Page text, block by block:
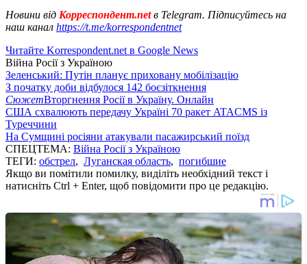
Новини від Корреспондент.netв Telegram. Підписуйтесь на
наш канал https://t.me/korrespondentnet
Читайте Korrespondent.net в Google News
Війна Росії з Україною
Зеленський: Путін планує приховану мобілізацію
З початку доби відбулося 142 боєзіткнення
СюжетВторгнення Росії в Україну. Онлайн
США схвалюють передачу Україні 70 ракет ATACMS із
Туреччини
На Сумщині росіяни атакували пасажирський поїзд
СПЕЦТЕМА: Війна Росії з Україною
ТЕГИ: обстрел, Луганская область, погибшие
Якщо ви помітили помилку, виділіть необхідний текст і
натисніть Ctrl + Enter, щоб повідомити про це редакцію.